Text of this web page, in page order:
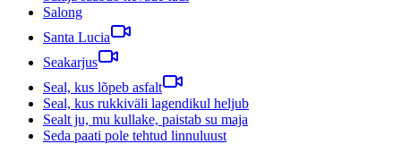
Salong
Santa Lucia
Seakarjus
Seal, kus lõpeb asfalt
Seal, kus rukkiväli lagendikul heljub
Sealt ju, mu kullake, paistab su maja
Seda paati pole tehtud linnuluust